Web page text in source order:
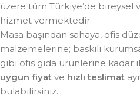
üzere tüm Türkiye’de
hizmet vermektedir.
Masa başından sahaya, ofis
malzemelerine; baskılı
gibi ofis gıda ürünlerine kadar
uygun fiyat ve hızlı teslimat
bulabilirsiniz.